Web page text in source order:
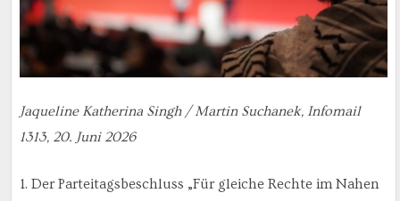
Jaqueline Katherina Singh / Martin Suchanek, Infomail
1313, 20. Juni 2026
1. Der Parteitagsbeschluss „Für gleiche Rechte im Nahen